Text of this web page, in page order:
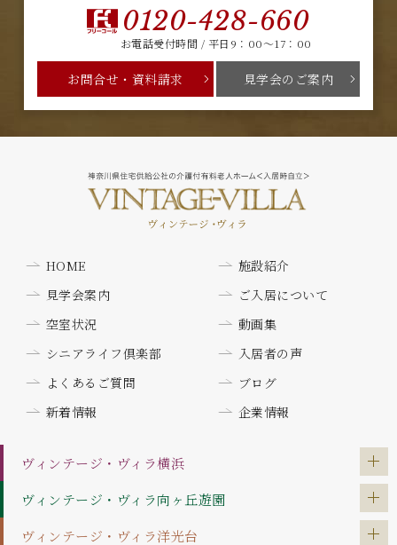
0120-428-660
お電話受付時間 / 平日9：00～17：00
お問合せ・資料請求 見学会のご案内
HOME
施設紹介
見学会案内
ご入居について
空室状況
動画集
シニアライフ倶楽部
入居者の声
よくあるご質問
ブログ
新着情報
企業情報
ヴィンテージ・ヴィラ横浜
ヴィンテージ・ヴィラ向ヶ丘遊園
ヴィンテージ・ヴィラ洋光台